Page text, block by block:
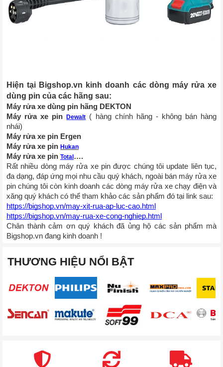
Hiện tại Bigshop.vn kinh doanh các dòng máy rửa xe
dùng pin của các hãng sau:
Máy rửa xe dùng pin hãng DEKTON
Máy rửa xe pin Dewalt ( hàng chính hãng - không bán hàng
nhái)
Máy rửa xe pin Ergen
Máy rửa xe pin Hukan
Máy rửa xe pin Total ….
Rất nhiều dòng máy rửa xe pin được chúng tôi update liên tục,
đa dạng, đáp ứng mọi nhu cầu quý khách, ngoài bán máy rửa xe
pin chúng tôi còn kinh doanh các dòng máy rửa xe chạy điện và
xăng quý khách có thể tham khảo các sản phẩm đó tại link sau:
https://bigshop.vn/may-xit-rua-ap-luc-cao.html
https://bigshop.vn/may-rua-xe-cong-nghiep.html
Chân thành cảm ơn quý khách đã ủng hộ các sản phẩm mà
Bigshop.vn đang kinh doanh !
THƯƠNG HIỆU NỔI BẬT